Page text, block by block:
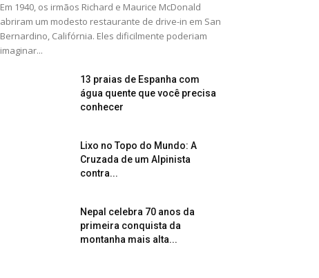
Em 1940, os irmãos Richard e Maurice McDonald
abriram um modesto restaurante de drive-in em San
Bernardino, Califórnia. Eles dificilmente poderiam
imaginar...
13 praias de Espanha com
água quente que você precisa
conhecer
Lixo no Topo do Mundo: A
Cruzada de um Alpinista
contra...
Nepal celebra 70 anos da
primeira conquista da
montanha mais alta...